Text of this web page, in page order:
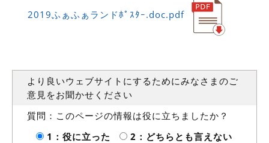
2019ふぁふぁランドﾎﾟｽﾀｰ.doc.pdf
より良いウェブサイトにするためにみなさまのご
意見をお聞かせください
質問：このページの情報は役に立ちましたか？
1：役に立った
2：どちらとも言えない